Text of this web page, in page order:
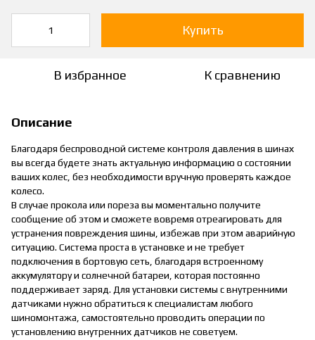
Купить
В избранное К сравнению
Описание
Благодаря беспроводной системе контроля давления в шинах
вы всегда будете знать актуальную информацию о состоянии
ваших колес, без необходимости вручную проверять каждое
колесо.
В случае прокола или пореза вы моментально получите
сообщение об этом и сможете вовремя отреагировать для
устранения повреждения шины, избежав при этом аварийную
ситуацию. Система проста в установке и не требует
подключения в бортовую сеть, благодаря встроенному
аккумулятору и солнечной батареи, которая постоянно
поддерживает заряд. Для установки системы с внутренними
датчиками нужно обратиться к специалистам любого
шиномонтажа, самостоятельно проводить операции по
установлению внутренних датчиков не советуем.